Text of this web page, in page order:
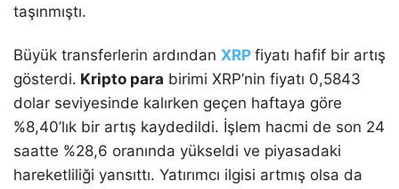
taşınmıştı.
Büyük transferlerin ardından XRP fiyatı hafif bir artış
gösterdi. Kripto para birimi XRP’nin fiyatı 0,5843
dolar seviyesinde kalırken geçen haftaya göre
%8,40’lık bir artış kaydedildi. İşlem hacmi de son 24
saatte %28,6 oranında yükseldi ve piyasadaki
hareketliliği yansıttı. Yatırımcı ilgisi artmış olsa da